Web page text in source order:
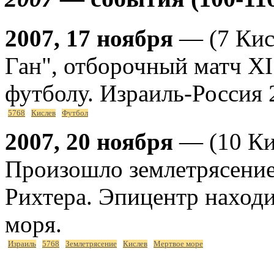
2007, 17 ноября — (7
Ган", отборочный матч
футболу. Израиль-Россия
5768 Кислев Футбол
2007, 20 ноября — (10
Произошло
Рихтера. Эпицентр
моря.
Израиль 5768 Землетрясение Кислев Мертвое море